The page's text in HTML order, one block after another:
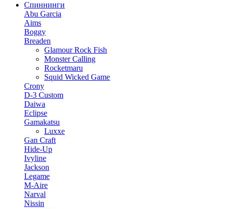
Спиннинги
Abu Garcia
Aims
Boggy
Breaden
Glamour Rock Fish
Monster Calling
Rocketmaru
Squid Wicked Game
Crony
D-3 Custom
Daiwa
Eclipse
Gamakatsu
Luxxe
Gan Craft
Hide-Up
Ivyline
Jackson
Legame
M-Aire
Narval
Nissin